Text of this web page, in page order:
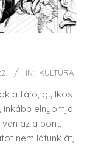
IN: KULTÚRA
a fájó, gyilkos
inkább elnyomja
az a pont,
nem látunk át,